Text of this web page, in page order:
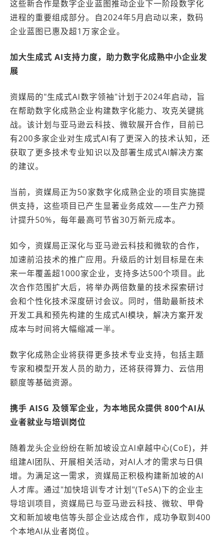
这些新合作是数字企业蓝图推动企业下一阶段数字化
进程的重要组成部分。自2024年5月启动以来，数码
企业蓝图已惠及超1万家企业。
加大生成式 AI支持力度，助力数字化成熟中小企业发
展
资媒局的"生成式AI数字领袖"计划于2024年启动，旨
在帮助数字化成熟企业构建数字化能力、攻克关键挑
战。该计划与亚马逊云科技、微软展开合作，目前已
有200多家企业对生成式AI有了更深入的技术认知，还
获取了更多技术专业知识以及部署生成式AI解决方案
的建议。
当前，资媒局正为50家数字化成熟企业的项目实施提
供支持，这些项目已产生显著业务成效——生产力预
计提升50%，每年最高可节省30万新元成本。
如今，资媒局正深化与亚马逊云科技和微软的合作，
加速前沿技术的推广应用。升级后的计划目标是在未
来一年覆盖超1000家企业，支持多达500个项目。此
次合作范围扩大后，将举办两倍数量的技术探索研讨
会和个性化技术深度研讨会议。同时，借助最新技术
开发工具和预先构建的生成式AI模块，解决方案开发
成本与时间将大幅缩减一半。
数字化成熟企业将获得更多技术专业支持，包括主题
专家和模型开发人员的助力，还将获得算力、云信用
额度等基础资源。
携手 AISG 及领军企业，为本地民众提供 800个AI从
业者就业与培训岗位
随着龙头企业纷纷在新加坡设立AI卓越中心(CoE)，并
组建AI团队、开展相关活动，对AI人才的需求与日俱
增。为满足这一需求，资媒局正积极构建新加坡的AI
人才库。通过"加快培训专才计划"(TeSA)下的企业主
导培训项目，资媒局已与亚马逊云科技、微软、甲骨
文和新加坡电信等头部企业达成合作，成功争取到400
个本地AI从业者岗位。